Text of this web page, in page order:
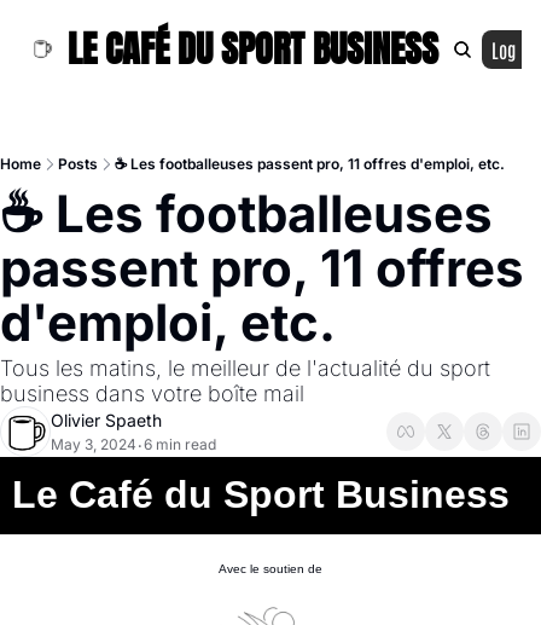
LE CAFÉ DU SPORT BUSINESS Log In
Home Posts ☕️ Les footballeuses passent pro, 11 offres d'emploi, etc.
☕️ Les footballeuses
passent pro, 11 offres
d'emploi, etc.
Tous les matins, le meilleur de l'actualité du sport
business dans votre boîte mail
Olivier Spaeth
May 3, 2024 •6 min read
Avec le soutien de